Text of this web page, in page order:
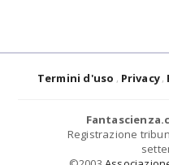
Termini d'uso Privacy
Registrazione